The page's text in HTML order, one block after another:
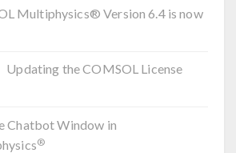
Multiphysics® Version 6.4 is now
Updating the COMSOL License
Chatbot Window in
®